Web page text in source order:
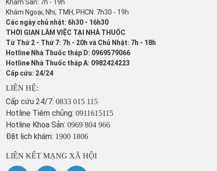
Khám Sản: 7h - 19h
Khám Ngoại, Nhi, TMH, PHCN: 7h30 - 19h
Các ngày chủ nhật: 6h30 - 16h30
THỜI GIAN LÀM VIỆC TẠI NHÀ THUỐC
Từ Thứ 2 - Thứ 7: 7h - 20h và Chủ Nhật: 7h - 18h
Hotline Nhà Thuốc tháp D: 0969579066
Hotline Nhà Thuốc tháp A: 0982424223
Cấp cứu: 24/24
LIÊN HỆ:
Cấp cứu 24/7: 0833 015 115
Hotline Tiêm chủng: 0911615115
Hotline Khoa Sản: 0969 804 966
Đặt lịch khám: 1900 1806
LIÊN KẾT MẠNG XÃ HỘI